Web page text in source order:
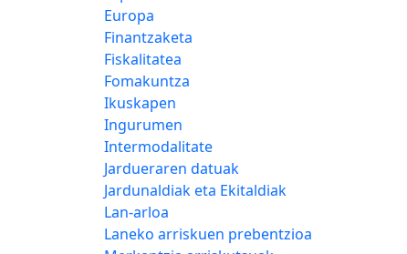
Europa
Finantzaketa
Fiskalitatea
Fomakuntza
Ikuskapen
Ingurumen
Intermodalitate
Jardueraren datuak
Jardunaldiak eta Ekitaldiak
Lan-arloa
Laneko arriskuen prebentzioa